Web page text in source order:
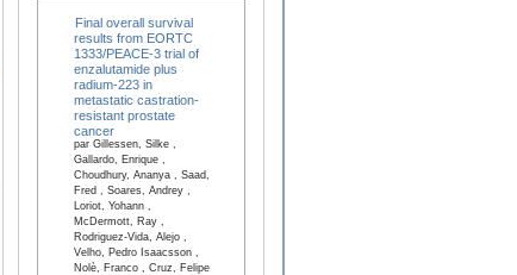
Final overall survival
results from EORTC
1333/PEACE-3 trial of
enzalutamide plus
radium-223 in
metastatic castration-
resistant prostate
cancer
par Gillessen, Silke ,
Gallardo, Enrique ,
Choudhury, Ananya , Saad,
Fred , Soares, Andrey ,
Loriot, Yohann ,
McDermott, Ray ,
Rodriguez-Vida, Alejo ,
Velho, Pedro Isaacsson ,
Nolè, Franco , Cruz, Felipe